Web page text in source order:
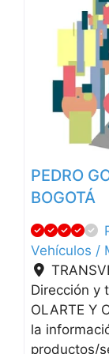
Anterior
PEDRO
BOGOTÁ
Vehículos /
Dirección y
OLARTE Y
la
productos/